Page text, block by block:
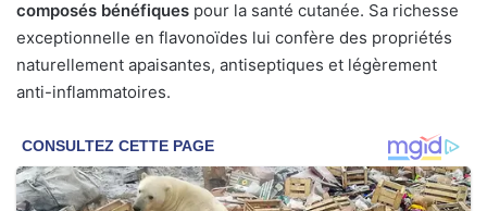
composés bénéfiques pour la santé cutanée. Sa richesse
exceptionnelle en flavonoïdes lui confère des propriétés
naturellement apaisantes, antiseptiques et légèrement
anti-inflammatoires.